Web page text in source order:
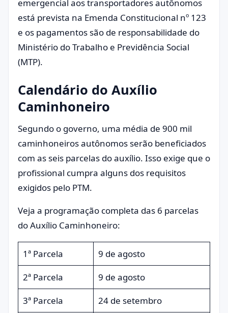
emergencial aos transportadores autônomos
está prevista na Emenda Constitucional nº 123
e os pagamentos são de responsabilidade do
Ministério do Trabalho e Previdência Social
(MTP).
Calendário do Auxílio
Caminhoneiro
Segundo o governo, uma média de 900 mil
caminhoneiros autônomos serão beneficiados
com as seis parcelas do auxílio. Isso exige que o
profissional cumpra alguns dos requisitos
exigidos pelo PTM.
Veja a programação completa das 6 parcelas
do Auxílio Caminhoneiro:
1ª Parcela
9 de agosto
2ª Parcela
9 de agosto
3ª Parcela
24 de setembro